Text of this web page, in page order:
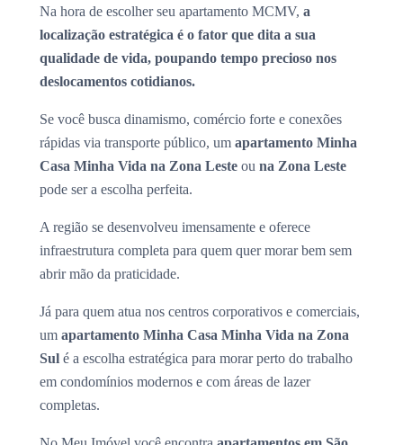
Na hora de escolher seu apartamento MCMV, a
localização estratégica é o fator que dita a sua
qualidade de vida, poupando tempo precioso nos
deslocamentos cotidianos.
Se você busca dinamismo, comércio forte e conexões
rápidas via transporte público, um apartamento Minha
Casa Minha Vida na Zona Leste ou na Zona Leste
pode ser a escolha perfeita.
A região se desenvolveu imensamente e oferece
infraestrutura completa para quem quer morar bem sem
abrir mão da praticidade.
Já para quem atua nos centros corporativos e comerciais,
um apartamento Minha Casa Minha Vida na Zona
Sul é a escolha estratégica para morar perto do trabalho
em condomínios modernos e com áreas de lazer
completas.